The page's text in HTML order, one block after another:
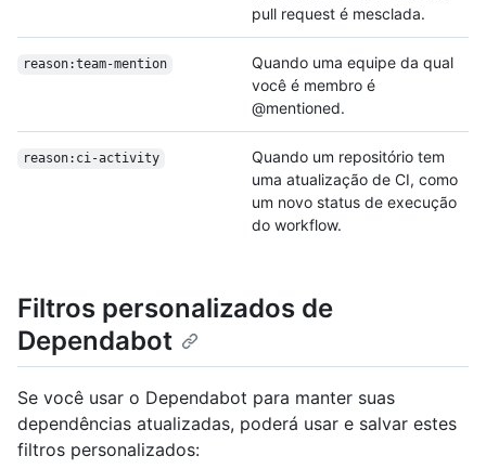
pull request é mesclada.
reason:team-mention
Quando uma equipe da qual
você é membro é
@mentioned.
reason:ci-activity
Quando um repositório tem
uma atualização de CI, como
um novo status de execução
do workflow.
Filtros personalizados de
Dependabot
Se você usar o Dependabot para manter suas
dependências atualizadas, poderá usar e salvar estes
filtros personalizados: